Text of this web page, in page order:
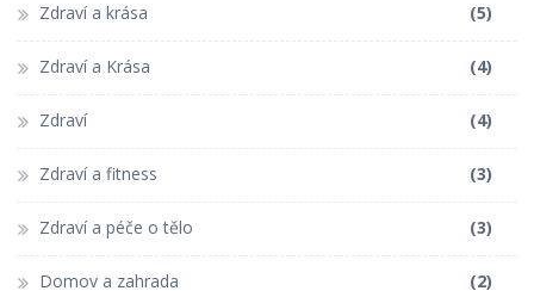
Zdraví a krása (5)
Zdraví a Krása (4)
Zdraví (4)
Zdraví a fitness (3)
Zdraví a péče o tělo (3)
Domov a zahrada (2)